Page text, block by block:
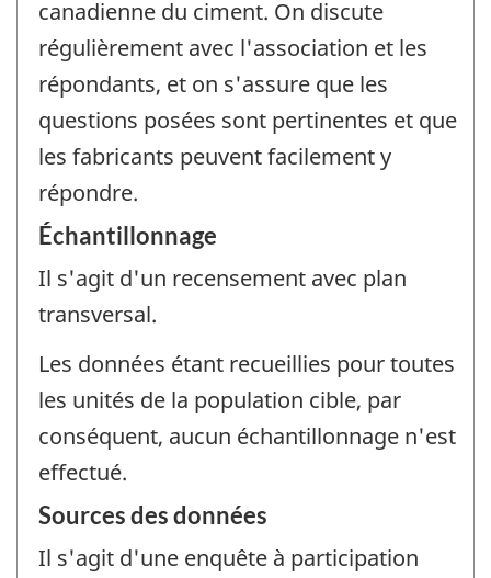
canadienne du ciment. On discute
régulièrement avec l'association et les
répondants, et on s'assure que les
questions posées sont pertinentes et que
les fabricants peuvent facilement y
répondre.
Échantillonnage
Il s'agit d'un recensement avec plan
transversal.
Les données étant recueillies pour toutes
les unités de la population cible, par
conséquent, aucun échantillonnage n'est
effectué.
Sources des données
Il s'agit d'une enquête à participation